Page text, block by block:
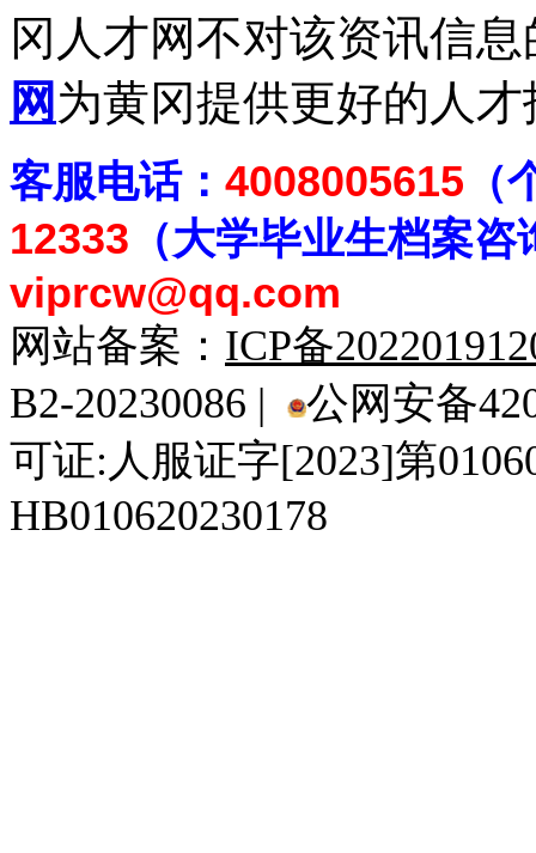
冈人才网不对该资讯信
网 为黄冈提供更好的人
客服电话： 4008005615
12333 （大学毕业生档案咨
viprcw@qq.com
网站备案： ICP备
B2-20230086 |
公网安备
可证:人服证字[2023]第
HB010620230178